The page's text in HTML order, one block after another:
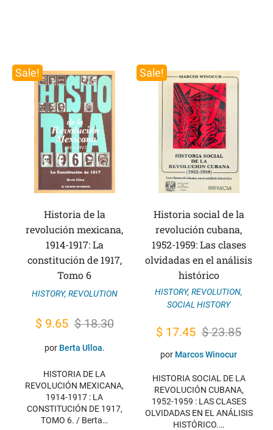
Sale!
Historia de la
revolución mexicana,
1914-1917: La
constitución de 1917,
Tomo 6
HISTORY, REVOLUTION
$18.30
Original
price
$ 18.30.
$9.65 Current
price
$ 9.65.
por Berta Ulloa.
HISTORIA DE LA
REVOLUCIÓN MEXICANA,
1914-1917 : LA
CONSTITUCIÓN DE 1917,
TOMO 6. / Berta…
Sale!
Historia social de la
revolución cubana,
1952-1959: Las clases
olvidadas en el análisis
histórico
HISTORY, REVOLUTION,
SOCIAL HISTORY
$23.85
Original
price
$ 23.85.
$ 17.45 Current
price
$ 17.45.
por Marcos Winocur
HISTORIA SOCIAL DE LA
REVOLUCIÓN CUBANA,
1952-1959 : LAS CLASES
OLVIDADAS EN EL ANÁLISIS
HISTÓRICO.…